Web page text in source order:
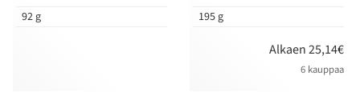
92 g 195 g
Alkaen 25,14€
6 kauppaa